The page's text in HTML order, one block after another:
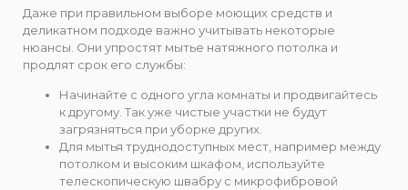
Даже при правильном выборе моющих средств и
деликатном подходе важно учитывать некоторые
нюансы. Они упростят мытье натяжного потолка и
продлят срок его службы:
Начинайте с одного угла комнаты и продвигайтесь
к другому. Так уже чистые участки не будут
загрязняться при уборке других.
Для мытья труднодоступных мест, например между
потолком и высоким шкафом, используйте
телескопическую швабру с микрофибровой